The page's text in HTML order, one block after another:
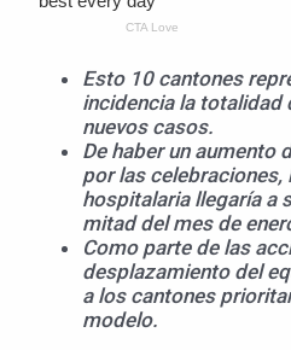
Esto 10 cantones
incidencia la totalidad
nuevos casos.
De haber un aumento
por las celebraciones,
hospitalaria llegaría a
mitad del mes de
Como parte de las
desplazamiento del
a los cantones
modelo.